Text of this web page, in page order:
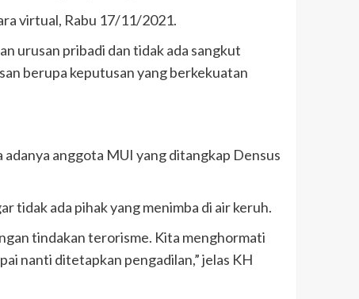
virtual, Rabu 17/11/2021.
urusan pribadi dan tidak ada sangkut
berupa keputusan yang berkekuatan
anggota MUI yang ditangkap Densus
tidak ada pihak yang menimba di air keruh.
tindakan terorisme. Kita menghormati
nanti ditetapkan pengadilan,” jelas KH